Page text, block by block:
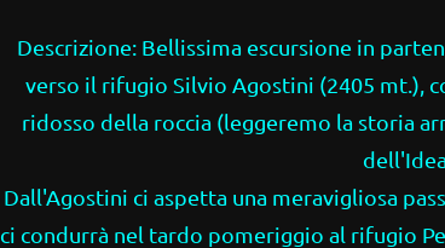
Descrizione: Bellissima escursione in
verso il rifugio Silvio Agostini (2405 mt.),
ridosso della roccia (leggeremo la storia
Dall'Agostini ci aspetta una meravigliosa
ci condurrà nel tardo pomeriggio al rifugio